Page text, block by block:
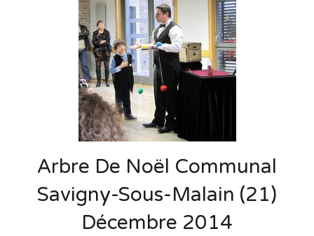
Arbre De Noël Communal
Savigny-Sous-Malain (21)
Décembre 2014